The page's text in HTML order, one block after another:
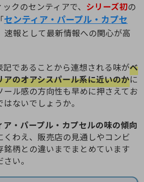
クのセンティアで、 シリーズ初の
センティア・パープル・カプセ
速報として最新情報への関心が高
記であることから連想される味がベ
のオアシスパール系に近いのかに
ル感の方向性も早めに押さえてお
ないでしょうか。
ア・パープル・カプセルの味の傾向
くわえ、販売店の見通しやコンビ
銘柄との違いまでまとめています
い。